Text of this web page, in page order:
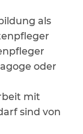
als
oder
mit
sind von